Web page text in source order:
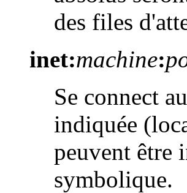
des files
inet:machine:
Se connect
indiquée
peuvent être
symbolique.